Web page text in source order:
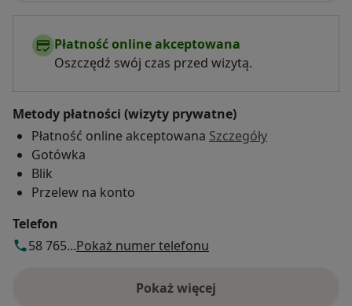
Płatność online akceptowana
Oszczędź swój czas przed wizytą.
Metody płatności (wizyty prywatne)
Płatność online akceptowana Szczegóły
Gotówka
Blik
Przelew na konto
Telefon
58 765...Pokaż numer telefonu
Pokaż więcej
o adresie